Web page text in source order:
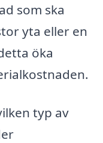
som ska
yta eller en
öka
typ av